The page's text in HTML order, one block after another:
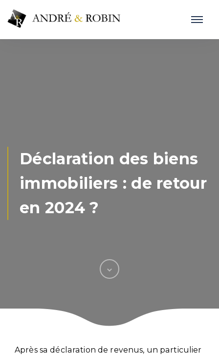
Déclaration des biens
immobiliers : de retour
en 2024 ?
Après sa déclaration de revenus, un particulier